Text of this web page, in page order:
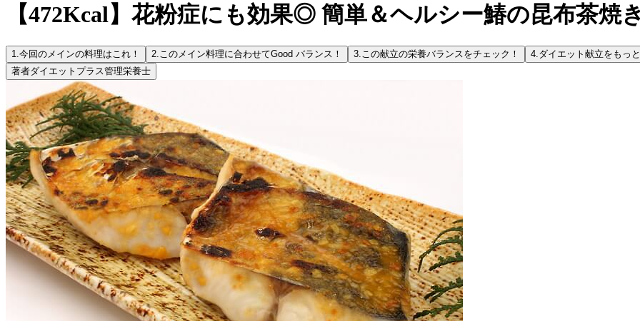
【472Kcal】花粉症にも効果◎ 簡単＆ヘルシー鰆の昆布茶焼
1.今回のメインの料理はこれ！ 2.このメイン料理に合わせてGood バランス！ 3.この献立の栄養バランスをチェック！ 4.ダイエット献立をもっ
著者ダイエットプラス管理栄養士